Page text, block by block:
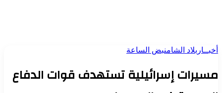
أخبــار بلاد الشامنبض الساعة
مسيرات إسرائيلية تستهدف قوات الدفاع